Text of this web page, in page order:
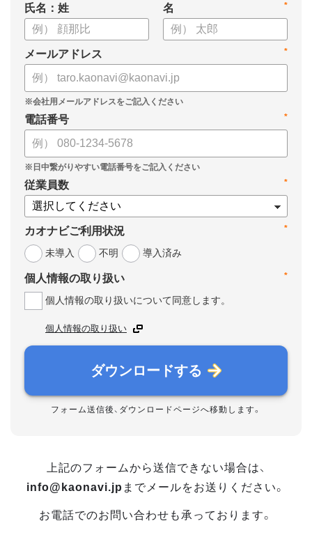
氏名：姓 *
名
*
メールアドレス
*
電話番号
*
従業員数
*
カオナビご利用状況
未導入
不明 導入済み
*
個人情報の取り扱い
個人情報の取り扱いについて同意します。
個人情報の取り扱い
ダウンロードする
フォーム送信後、ダウンロードページへ移動します。
上記のフォームから送信できない場合は、
info@kaonavi.jp までメールをお送りください。
お電話でのお問い合わせも承っております。